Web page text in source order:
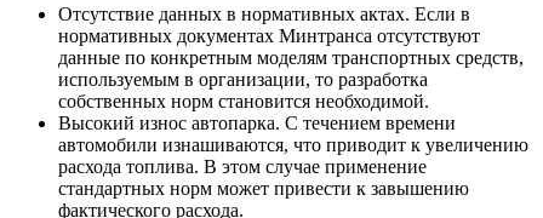
Отсутствие данных в нормативных актах. Если в
нормативных документах Минтранса отсутствуют
данные по конкретным моделям транспортных средств,
используемым в организации, то разработка
собственных норм становится необходимой.
Высокий износ автопарка. С течением времени
автомобили изнашиваются, что приводит к увеличению
расхода топлива. В этом случае применение
стандартных норм может привести к завышению
фактического расхода.